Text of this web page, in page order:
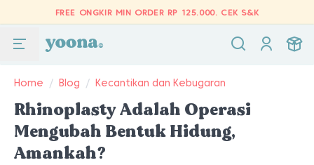
FREE ONGKIR MIN ORDER RP 125.000. CEK S&K
Home / Blog / Kecantikan dan Kebugaran
Rhinoplasty Adalah Operasi
Mengubah Bentuk Hidung,
Amankah?